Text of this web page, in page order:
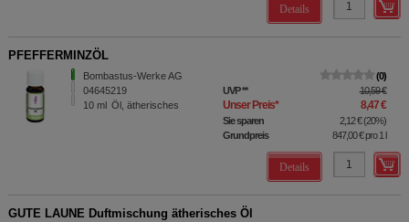
Details
PFEFFERMINZÖL
Bombastus-Werke AG
04645219
10 ml Öl, ätherisches
0
UVP** 10,59 €
Unser Preis* 8,47 €
Sie sparen 2,12 €(20%)
Grundpreis
847,00 €pro 1 l
Details
GUTE LAUNE Duftmischung ätherisches Öl